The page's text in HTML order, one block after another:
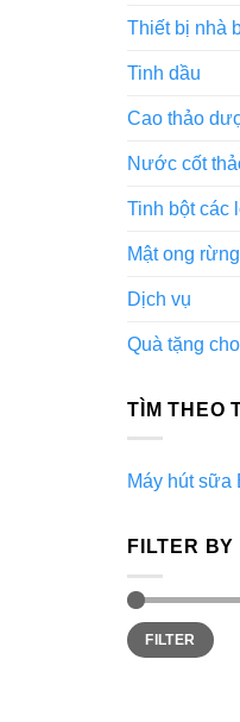
Thiết bị nhà
Tinh dầu
Cao thảo
Nước cốt
Tinh bột các
Mật ong rừng
Dịch vụ
Quà tặng
TÌM THEO
Máy hút sữa
FILTER BY
FILTER